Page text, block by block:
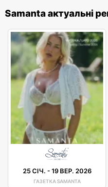
Samanta актуальні
25 СІЧ. -19 ВЕР. 2026
ГАЗЕТКА SAMANTA